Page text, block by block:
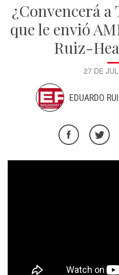
¿Convencerá
que le envió
Ruiz-
27 DE
EDUARDO